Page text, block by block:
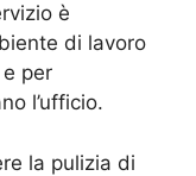
è
di lavoro
per
l’ufficio.
la pulizia di